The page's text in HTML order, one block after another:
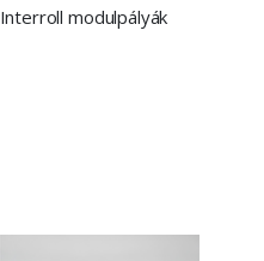
Interroll modulpályák